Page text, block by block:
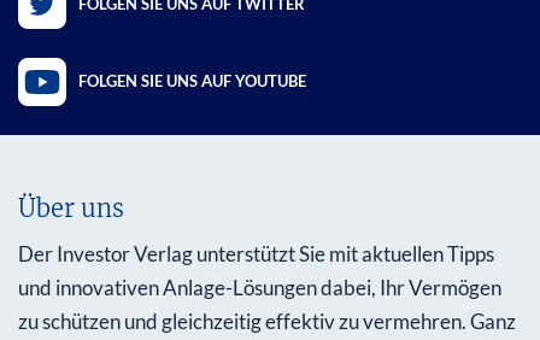
FOLGEN SIE UNS AUF TWITTER
FOLGEN SIE UNS AUF YOUTUBE
Über uns
Der Investor Verlag unterstützt Sie mit aktuellen Tipps
und innovativen Anlage-Lösungen dabei, Ihr Vermögen
zu schützen und gleichzeitig effektiv zu vermehren. Ganz